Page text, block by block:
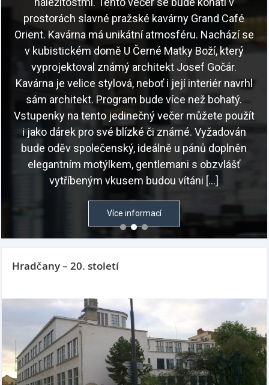
prostorách slavné pražské kavárny Grand Café
Orient. Kavárna má unikátní atmosféru. Nachází se
v kubistickém domě U Černé Matky Boží, který
vyprojektoval známý architekt Josef Gočár.
Kavárna je velice stylová, neboť i její interiér navrhl
sám architekt. Program bude více než bohatý.
Vstupenky na tento jedinečný večer můžete použít
i jako dárek pro své blízké či známé. Vyžadován
bude oděv společenský, ideálně u pánů doplněn
elegantním motýlkem, gentlemani s obzvlášť
vytříbeným vkusem budou vítáni […]
Více informací
Hradčany – 20. století